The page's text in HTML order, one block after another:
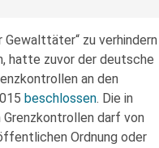
zu verhindern
hatte zuvor der deutsche
an den
beschlossen. Die in
darf von
Ordnung oder